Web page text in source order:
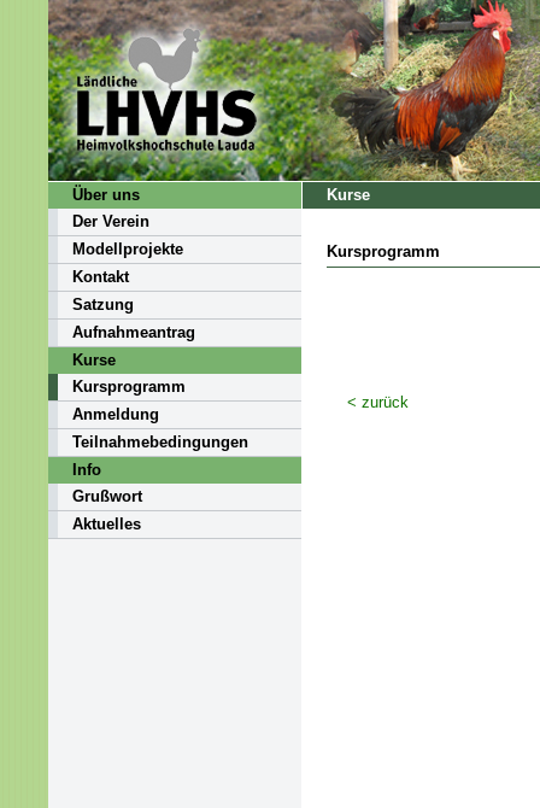
Über uns
Der Verein
Modellprojekte
Kontakt
Satzung
Aufnahmeantrag
Kurse
Kursprogramm
Anmeldung
Teilnahmebedingungen
Info
Grußwort
Aktuelles
Kurse
Kursprogramm
< zurück